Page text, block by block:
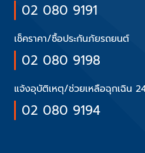
02 080 9191
เช็คราคา/ซื้อประกันภัยรถยนต์
02 080 9198
แจ้งอุบัติเหตุ/ช่วยเหลือฉุกเฉิน
02 080 9194